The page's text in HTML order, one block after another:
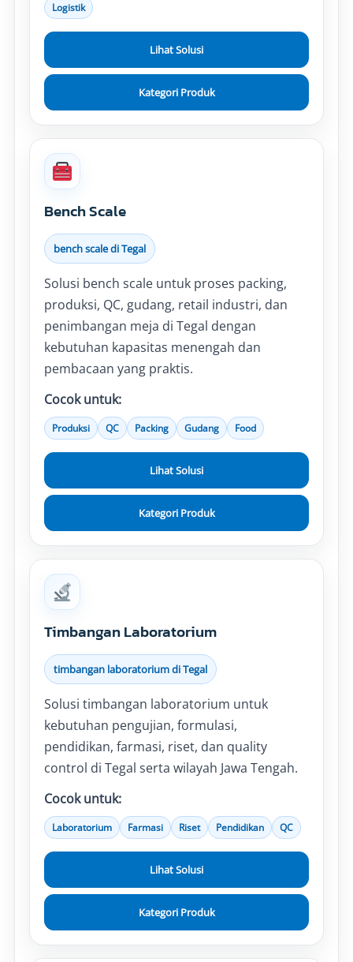
Logistik
Lihat Solusi
Kategori Produk
Bench Scale
bench scale di Tegal
Solusi bench scale untuk proses packing,
produksi, QC, gudang, retail industri, dan
penimbangan meja di Tegal dengan
kebutuhan kapasitas menengah dan
pembacaan yang praktis.
Cocok untuk:
Produksi QC Packing Gudang Food
Lihat Solusi
Kategori Produk
Timbangan Laboratorium
timbangan laboratorium di Tegal
Solusi timbangan laboratorium untuk
kebutuhan pengujian, formulasi,
pendidikan, farmasi, riset, dan quality
control di Tegal serta wilayah Jawa Tengah.
Cocok untuk:
Laboratorium Farmasi Riset Pendidikan QC
Lihat Solusi
Kategori Produk